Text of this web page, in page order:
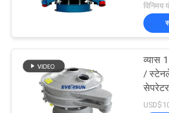
साइट
गोपनीयता
विनिमय
व्यास
/
सेपरेटर